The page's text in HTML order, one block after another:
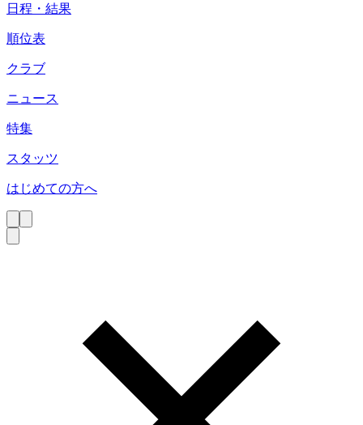
日程・結果
順位表
クラブ
ニュース
特集
スタッツ
はじめての方へ